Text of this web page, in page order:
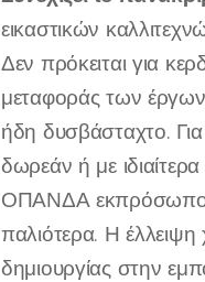
εικαστικών
Δεν πρόκειται για
μεταφοράς των έργων
ήδη δυσβάσταχτο. Για
δωρεάν ή με
ΟΠΑΝΔΑ εκπρόσωπος
παλιότερα. Η
δημιουργίας στην